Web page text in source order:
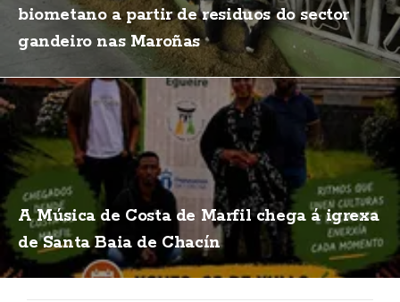
biometano a partir de residuos do sector
gandeiro nas Maroñas
A Música de Costa de Marfil chega á igrexa
de Santa Baia de Chacín